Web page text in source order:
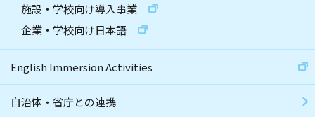
施設・学校向け導入事業
企業・学校向け日本語
English Immersion Activities
自治体・省庁との連携